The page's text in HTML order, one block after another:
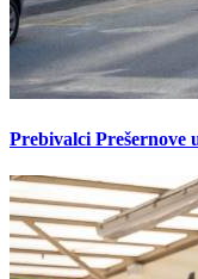
Prebivalci Prešernove